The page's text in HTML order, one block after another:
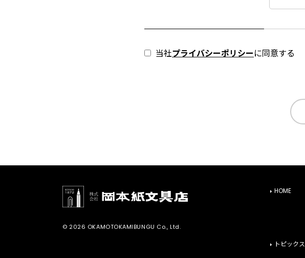
当社プライバシーポリシーに同意する
© 2026 OKAMOTOKAMIBUNGU Co., Ltd.
HOME
トピックス